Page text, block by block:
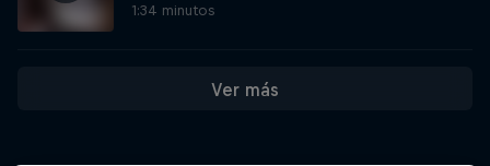
1:34 minutos
Ver más